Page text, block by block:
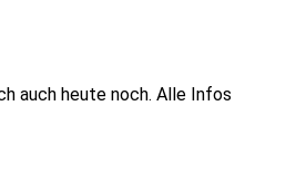
auch heute noch. Alle Infos